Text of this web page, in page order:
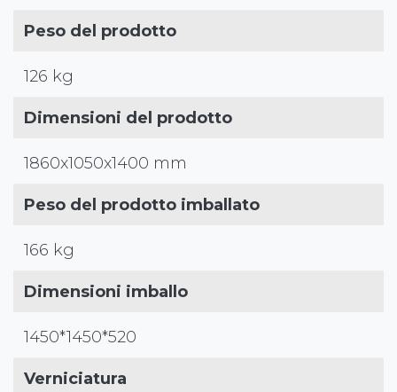
Peso del prodotto
126 kg
Dimensioni del prodotto
1860x1050x1400 mm
Peso del prodotto imballato
166 kg
Dimensioni imballo
1450*1450*520
Verniciatura